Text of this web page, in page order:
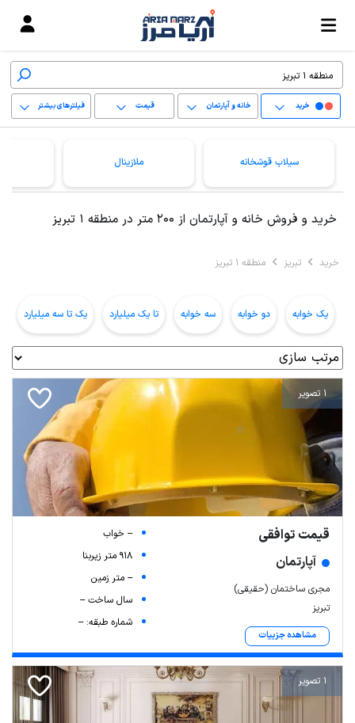
خرید خانه و آپارتمان قیمت فیلترهای بیشتر
پاک کردن محدوده
سیلاب قوشخانه ملازینال
خرید و فروش خانه و آپارتمان از 200 متر در منطقه 1 تبریز
خرید تبریز منطقه 1 تبریز
یک خوابه دو خوابه سه خوابه تا یک میلیارد یک تا سه میلیارد
1 تصویر
قیمت توافقی
آپارتمان
مجری ساختمان (حقیقی)
تبریز
مشاهده جزییات
-- خواب
918 متر زیربنا
-- متر زمین
سال ساخت --
شماره طبقه: --
1 تصویر